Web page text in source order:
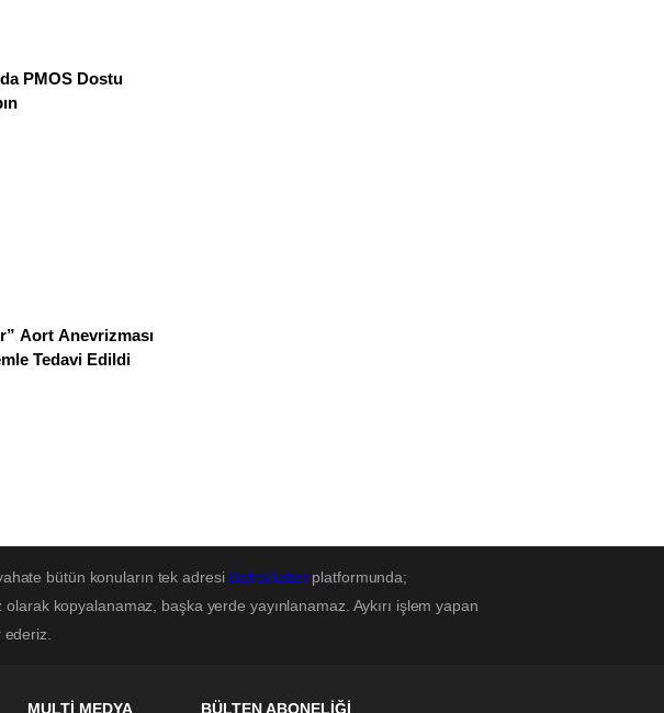
PMOS Dostu
Aort Anevrizması
Tedavi Edildi
bütün konuların tek adresi BafraHaberplatformunda;
kopyalanamaz, başka yerde yayınlanamaz. Aykırı işlem yapan
MULTİ MEDYA BÜLTEN ABONELİĞİ